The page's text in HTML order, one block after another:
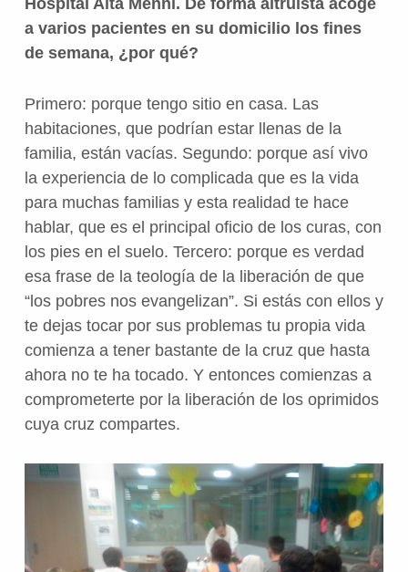
Hospital Aita Menni. De forma altruista acoge
a varios pacientes en su domicilio los fines
de semana, ¿por qué?
Primero: porque tengo sitio en casa. Las
habitaciones, que podrían estar llenas de la
familia, están vacías. Segundo: porque así vivo
la experiencia de lo complicada que es la vida
para muchas familias y esta realidad te hace
hablar, que es el principal oficio de los curas, con
los pies en el suelo. Tercero: porque es verdad
esa frase de la teología de la liberación de que
“los pobres nos evangelizan”. Si estás con ellos y
te dejas tocar por sus problemas tu propia vida
comienza a tener bastante de la cruz que hasta
ahora no te ha tocado. Y entonces comienzas a
comprometerte por la liberación de los oprimidos
cuya cruz compartes.